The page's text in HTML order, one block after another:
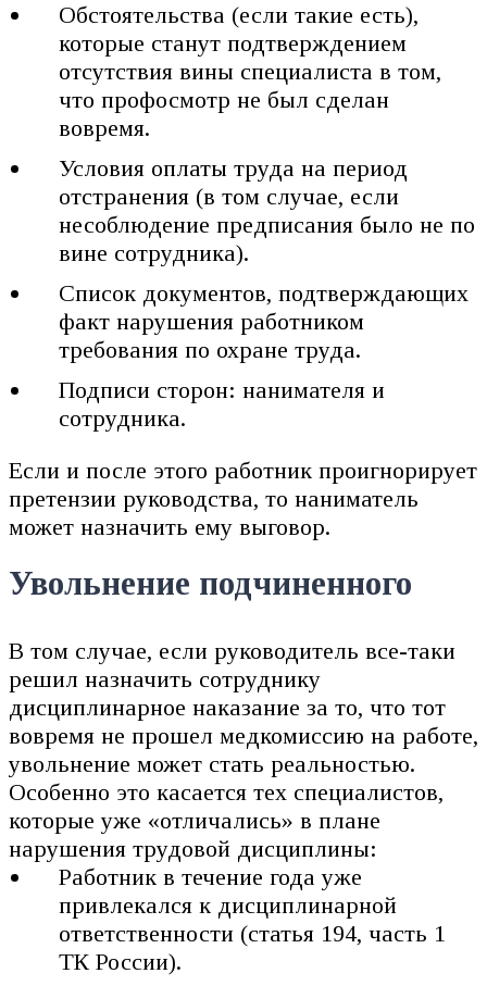
Обстоятельства (если такие есть),
которые станут подтверждением
отсутствия вины специалиста в том,
что профосмотр не был сделан
вовремя.
Условия оплаты труда на период
отстранения (в том случае, если
несоблюдение предписания было не по
вине сотрудника).
Список документов, подтверждающих
факт нарушения работником
требования по охране труда.
Подписи сторон: нанимателя и
сотрудника.
Если и после этого работник проигнорирует
претензии руководства, то наниматель
может назначить ему выговор.
Увольнение подчиненного
В том случае, если руководитель все-таки
решил назначить сотруднику
дисциплинарное наказание за то, что тот
вовремя не прошел медкомиссию на работе,
увольнение может стать реальностью.
Особенно это касается тех специалистов,
которые уже «отличались» в плане
нарушения трудовой дисциплины:
Работник в течение года уже
привлекался к дисциплинарной
ответственности (статья 194, часть 1
ТК России).